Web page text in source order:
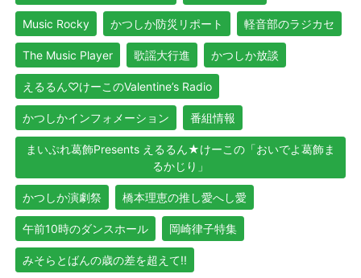
Music Rocky かつしか防災リポート 軽音部のラジカセ
The Music Player 歌謡大行進 かつしか放談
えるるん♡けーこのValentine’s Radio
かつしかインフォメーション 番組情報
まいぷれ葛飾Presents えるるん★けーこの「おいでよ葛飾ま
るかじり」
かつしか演劇祭 橋本理恵の推し愛へし愛
午前10時のダンスホール 岡崎律子特集
みそらとばんの歳の差を超えて!!